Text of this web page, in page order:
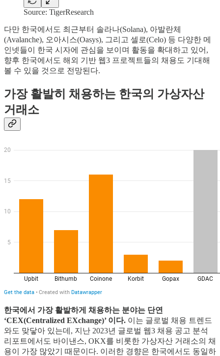
Source: TigerResearch
다만 한국에서도 최근부터 솔라나(Solana), 아발란체
(Avalanche), 오아시스(Oasys), 그리고 셀로(Celo) 등 다양한 메
인넷들이 한국 시자에 관심을 보이며 활동을 확대하고 있어,
향후 한국에서도 해외 기반 웹3 프로젝트들의 채용도 기대해
볼 수 있을 것으로 전망된다.
가장 활발히 채용하는 한국의 가상자산
거래소
한국에서 가장 활발하게 채용하는 분야는 단연
‘CEX(Centralized EXchange)’ 이다. 이는 글로벌 채용 트렌드
와도 맞닿아 있는데, 지난 2023년 글로벌 웹3 채용 공고 분석
리포트에서도 바이낸스, OKX를 비롯한 가상자산 거래소의 채
용이 가장 많았기 때문이다. 이러한 경향은 한국에서도 동일하